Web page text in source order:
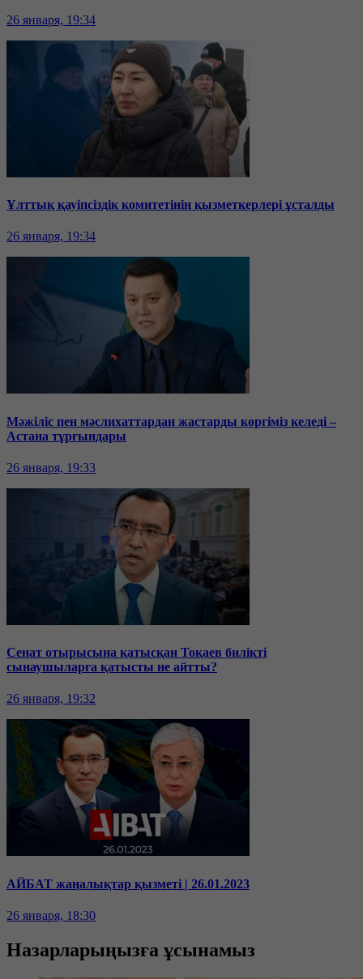
26 января, 19:34
Ұлттық қауіпсіздік комитетінің қызметкерлері ұсталды
26 января, 19:34
Мәжіліс пен мәслихаттардан жастарды көргіміз келеді –
Астана тұрғындары
26 января, 19:33
Сенат отырысына қатысқан Тоқаев билікті
сынаушыларға қатысты не айтты?
26 января, 19:32
АЙБАТ жаңалықтар қызметі | 26.01.2023
26 января, 18:30
Назарларыңызға ұсынамыз